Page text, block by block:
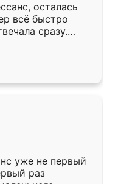
осталась
всё быстро
сразу.
подошёл к
Собрали
даже
уже не первый
раз